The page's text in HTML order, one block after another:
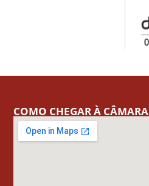
COMO CHEGAR À CÂMARA